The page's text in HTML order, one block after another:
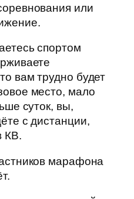
или
спортом
вам трудно будет
место, мало
суток, вы,
с дистанции,
КВ.
марафона